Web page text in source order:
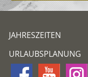
JAHRESZEITEN
URLAUBSPLANUNG